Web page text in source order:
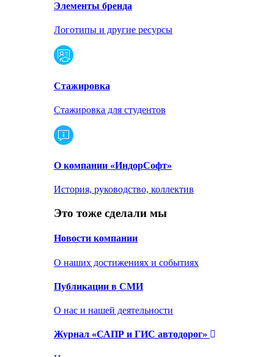
Элементы бренда
Логотипы и другие ресурсы
Стажировка
Стажировка для студентов
О компании «ИндорСофт»
История, руководство, коллектив
Это тоже сделали мы
Новости компании
О наших достижениях и событиях
Публикации в СМИ
О нас и нашей деятельности
Журнал «САПР и ГИС автодорог»